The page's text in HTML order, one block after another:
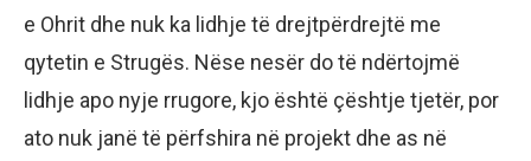
e Ohrit dhe nuk ka lidhje të drejtpërdrejtë me
qytetin e Strugës. Nëse nesër do të ndërtojmë
lidhje apo nyje rrugore, kjo është çështje tjetër, por
ato nuk janë të përfshira në projekt dhe as në